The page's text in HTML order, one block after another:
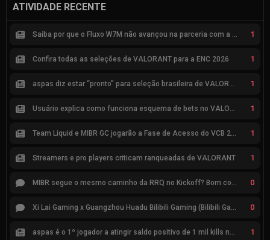
ATIVIDADE RECENTE
Saiba por que o Fluxo W7M não avançou na parceria com a Riot 1
Confira todas as seleções de VALORANT para a ENC 2026 1
aspas diz estar “pronto” para seleção brasileira de VALORANT 1
Usuário explica como funciona esquema de bets no VALORANT 1
Team Liquid e MIBR GC jogarão a Fase de Acesso do VCB 2026 1
Streamers e pro players criticam ranqueadas de VALORANT 1
MIBR segue o mesmo caminho da RRQ no Kickoff? Bom começo, mas risco de eliminação hoje 0
Xi Lai Gaming x Guangzhou Huadu Bilibili Gaming (Bilibili Gaming) 0
aspas é o 1º jogador a atingir saldo positivo de 1 mil kills no VCT 1